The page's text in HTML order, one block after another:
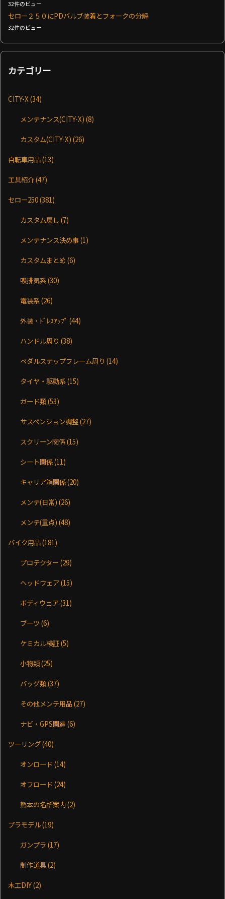
32件のビュー
セロー２５０にPDバルブ装着とフォークの分解
32件のビュー
カテゴリー
CITY-X (34)
メンテナンス(CITY-X)(8)
カスタム(CITY-X)(26)
自転車用品(13)
工具紹介(47)
セロー250(381)
カスタム戻し(7)
メンテナンス決め事(1)
カスタムまとめ(6)
吸排気系(30)
電装系(26)
外装・ﾄﾞﾚｽｱｯﾌﾟ(44)
ハンドル周り(38)
ペダルステップフレーム周り(14)
タイヤ・駆動系(15)
ガード類(53)
サスペンション調整(27)
スクリーン関係(15)
シート関係(11)
キャリア箱関係(20)
メンテ(日常)(26)
メンテ(重点)(48)
バイク用品(181)
プロテクター(29)
ヘッドウェア(15)
ボディウェア(31)
ブーツ(6)
ケミカル検証(5)
小物類(25)
バッグ類(37)
その他メンテ用品(27)
ナビ・GPS関連(6)
ツーリング(40)
オンロード(14)
オフロード(24)
熊本の名所案内(2)
プラモデル(19)
ガンプラ(17)
制作道具(2)
木工DIY(2)